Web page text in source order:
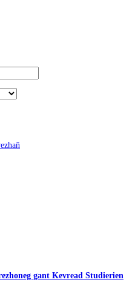
gant Kevread Studierien